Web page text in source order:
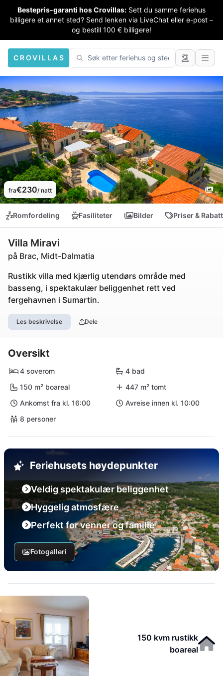
Bestepris-garanti hos Crovillas: Sett du samme feriehus
billigere et annet sted? Send lenken via LiveChat eller e-post –
og bestill 100 € billigere!
CROVILLAS
fra€230/ natt
Romfordeling Fasiliteter Bilder Priser &
Villa Miravi
på Brac, Midt-Dalmatia
Rustikk villa med kjærlig utendørs område med
basseng, i spektakulær beliggenhet rett ved
fergehavnen i Sumartin.
Les beskrivelse Dele
Oversikt
4 soverom
4 bad
150 m² boareal
447 m² tomt
Ankomst fra kl. 16:00
Avreise innen kl. 10:00
8 personer
Feriehusets høydepunkter
Veldig spektakulær beliggenhet
Hyggelig atmosfære
Perfekt for venner og familie
Fotogalleri
150 kvm rustikk
boareal